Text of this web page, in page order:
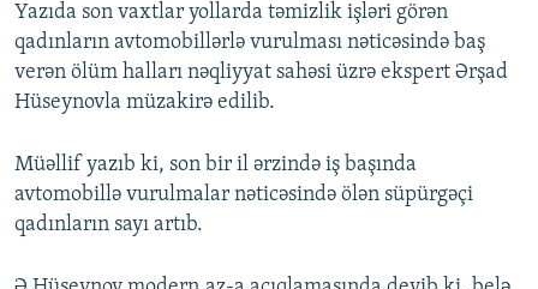
Yazıda son vaxtlar yollarda təmizlik işləri görən
qadınların avtomobillərlə vurulması nəticəsində baş
verən ölüm halları nəqliyyat sahəsi üzrə ekspert Ərşad
Hüseynovla müzakirə edilib.
Müəllif yazıb ki, son bir il ərzində iş başında
avtomobillə vurulmalar nəticəsində ölən süpürgəçi
qadınların sayı artıb.